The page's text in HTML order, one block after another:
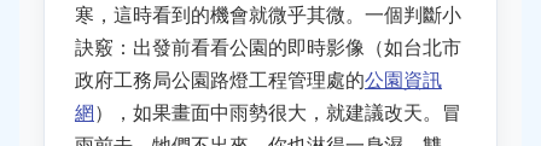
寒，這時看到的機會就微乎其微。一個判斷小
訣竅：出發前看看公園的即時影像（如台北市
政府工務局公園路燈工程管理處的公園資訊
網），如果畫面中雨勢很大，就建議改天。冒